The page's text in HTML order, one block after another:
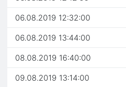
06.08.2019 12:32:00
06.08.2019 13:44:00
08.08.2019 16:40:00
09.08.2019 13:14:00